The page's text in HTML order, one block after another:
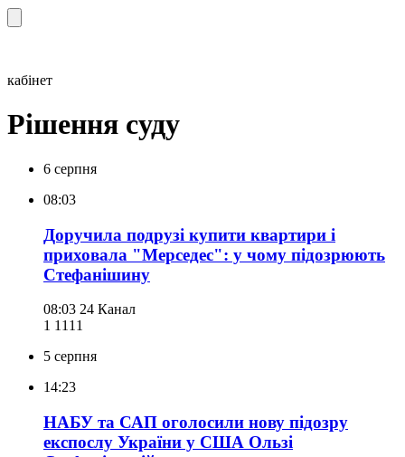
кабінет
Рішення суду
6 серпня
08:03
Доручила подрузі купити квартири і
приховала "Мерседес": у чому підозрюють
Стефанішину
08:03 24 Канал
1 111 1
5 серпня
14:23
НАБУ та САП оголосили нову підозру
експослу України у США Ользі